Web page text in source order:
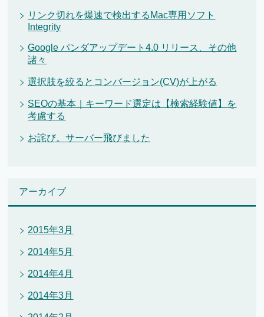
リンク切れを爆速で検出するMac専用ソフト
Integrity
Google パンダアップデート4.0 リリース、その他
諸々
選択肢を絞るとコンバージョン(CV)が上がる
SEOの基本｜キーワード選定は【検索経験値】を
考慮する
お詫び。サーバー飛びました
アーカイブ
2015年3月
2014年5月
2014年4月
2014年3月